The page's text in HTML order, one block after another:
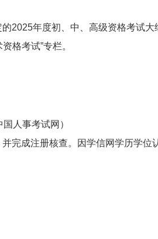
2025年度初、中、高级资格考试
格考试”专栏。
人事考试网）
完成注册核查。因学信网学历学位